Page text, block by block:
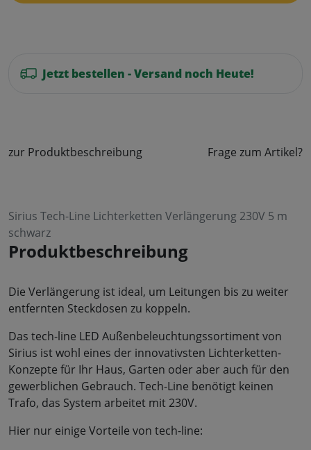
Jetzt bestellen - Versand noch Heute!
zur Produktbeschreibung Frage zum Artikel?
Sirius Tech-Line Lichterketten Verlängerung 230V 5 m
schwarz
Produktbeschreibung
Die Verlängerung ist ideal, um Leitungen bis zu weiter
entfernten Steckdosen zu koppeln.
Das tech-line LED Außenbeleuchtungssortiment von
Sirius ist wohl eines der innovativsten Lichterketten-
Konzepte für Ihr Haus, Garten oder aber auch für den
gewerblichen Gebrauch. Tech-Line benötigt keinen
Trafo, das System arbeitet mit 230V.
Hier nur einige Vorteile von tech-line: